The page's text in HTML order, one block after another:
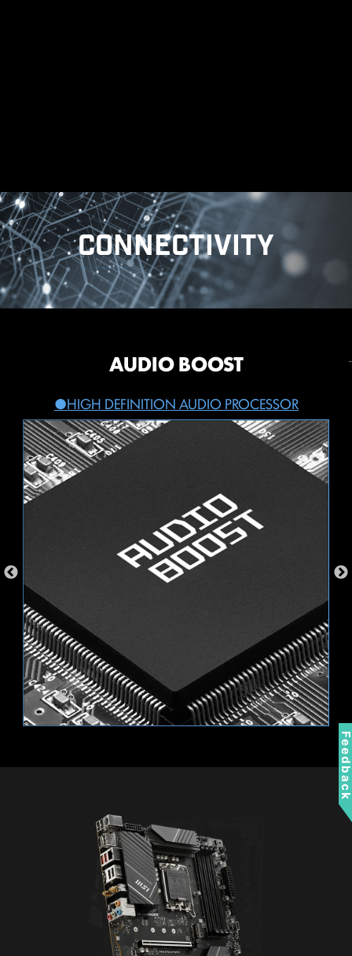
เมนบอร์ด MSI PRO series นั้นมีฟังก์ชันรักษาความปลอดภัย
ใน BIOS เพื่อปกป้องไฟล์ส่วนตัวทุกไฟล์สำหรับการใช้งานทาง
ธุรกิจหรือในชีวิตประจำวัน
SECURE BOOT
การเริ่มต้นระบบอย่างปลอดภัยเป็นมาตรฐาน
ความปลอดภัยเพื่อให้แน่ใจว่าอุปกรณ์ได้บู๊ต
โดยใช้ซอฟต์แวร์ที่เชื่อถือได้เท่านั้น เมื่อพีซี
นั้นเริ่มทำงาน เฟิร์มแวร์จะตรวจสอบลายเซ็น
ของซอฟต์แวร์บู๊ตแต่ละชิ้น รวมถึง
Firmware Drivers UEFI, แอปพลิเคชัน EFI
Resizable BAR (Re-Size BAR) เป็นเทคโนโลยี PCI
Express ขั้นสูงที่ช่วยให้ CPU เข้าถึง GPU frame buffer
ทั้งหมดในครั้งเดียว ส่งผลให้ประสิทธิภาพการทำงานดีขึ้น
CONNECTIVITY
AUDIO BOOST
HIGH DEFINITION AUDIO PROCESSOR
ขยายประสบการณ์ RGB ของคุณได้
อย่างง่ายดาย
เพิ่มสีสันได้มากขึ้นตามที่คุณต้องการ! หัวต่อ Mystic Light
Extension มอบวิธีที่ใช้งานง่ายในการควบคุมแถบ RGB เพิ่ม
เติมและอุปกรณ์ต่อพ่วง RGB อื่น ๆ ที่เพิ่มเข้ามาในระบบโดย
ไม่จำเป็นต้องใช้ตัวควบคุม RGB แยกต่างหาก
RGB
*หมายเหตุ: อุปกรณ์ Gen2 รองรับเฉพาะธีม RGB 7 ธีมเท่านั้น
HIGH-BANDWIDTH AND LOW-
LATENCY NETWORK
MSI's premium network solution provides incredible
data transfer speed for demanding users.
Wi-Fi 6E
Bluetooth 5.3
2.5G LAN